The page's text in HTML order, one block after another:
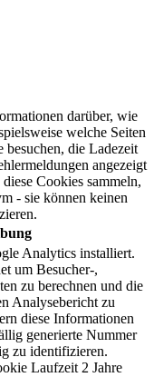
darüber, wie
welche Seiten
die Ladezeit
angezeigt
Cookies sammeln,
- sie können keinen
Analytics installiert.
um Besucher-,
zu berechnen und die
Analysebericht zu
diese Informationen
generierte Nummer
zu identifizieren.
Laufzeit 2 Jahre